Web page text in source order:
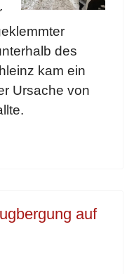
des
kam ein
Ursache von
auf